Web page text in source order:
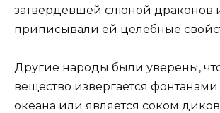
затвердевшей слюной драконов
приписывали ей целебные
Другие народы были уверены,
вещество извергается
океана или является соком